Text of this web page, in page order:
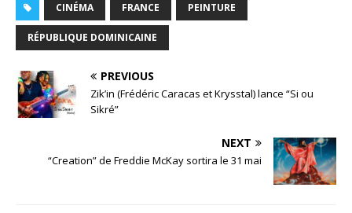
CINÉMA FRANCE PEINTURE
RÉPUBLIQUE DOMINICAINE
PREVIOUS
Zik’in (Frédéric Caracas et Krysstal) lance “Si ou
Sikré”
NEXT
“Creation” de Freddie McKay sortira le 31 mai